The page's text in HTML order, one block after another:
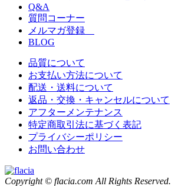
Q&A
質問コーナー
メルマガ登録
BLOG
品質について
お支払い方法について
配送・送料について
返品・交換・キャンセルについて
アフターメンテナンス
特定商取引法に基づく表記
プライバシーポリシー
お問い合わせ
Copyright © flacia.com All Rights Reserved.